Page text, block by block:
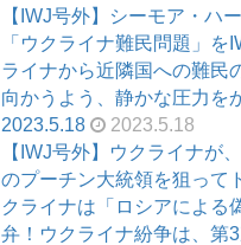
【IWJ号外】シーモア・ハ
「ウクライナ難民問題」を
ライナから近隣国への難民
向かうよう、静かな圧力を
2023.5.18
2023.5.18
【IWJ号外】ウクライナが
のプーチン大統領を狙って
クライナは「ロシアによる
弁！ウクライナ紛争は、第